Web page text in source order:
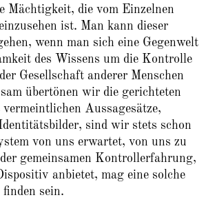
Mächtigkeit, die vom Einzelnen
ist. Man kann dieser
wenn man sich eine Gegenwelt
des Wissens um die Kontrolle
Gesellschaft anderer Menschen
übertönen wir die gerichteten
Aussagesätze,
sind wir stets schon
von uns erwartet, von uns zu
gemeinsamen Kontrollerfahrung,
anbietet, mag eine solche
finden sein.